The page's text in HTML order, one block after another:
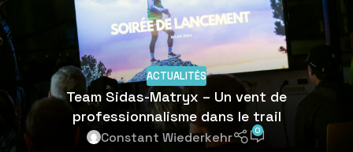
ACTUALITÉS
Team Sidas-Matryx – Un vent de
professionnalisme dans le trail
Constant Wiederkehr 0